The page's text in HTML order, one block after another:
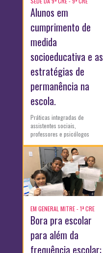
Alunos em
cumprimento de
medida
socioeducativa e as
estratégias de
permanência na
escola.
Práticas integradas de
assistentes sociais,
professores e psicólogos
EM GENERAL MITRE - 1ª CRE
Bora pra escolar
para além da
frequência escolar: